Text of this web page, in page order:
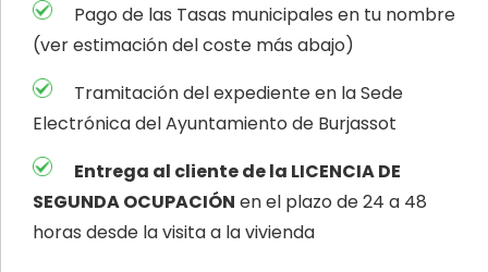
Pago de las Tasas municipales en tu nombre
(ver estimación del coste más abajo)
Tramitación del expediente en la Sede
Electrónica del Ayuntamiento de Burjassot
Entrega al cliente de la LICENCIA DE
SEGUNDA OCUPACIÓN en el plazo de 24 a 48
horas desde la visita a la vivienda